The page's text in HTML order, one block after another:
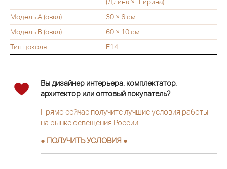
Модель А (овал)
30 × 6 см
Модель В (овал)
60 × 10 см
Тип цоколя
Е14
Вы дизайнер интерьера, комплектатор,
архитектор или оптовый покупатель?
Прямо сейчас получите лучшие условия работы
на рынке освещения России.
● ПОЛУЧИТЬ УСЛОВИЯ ●